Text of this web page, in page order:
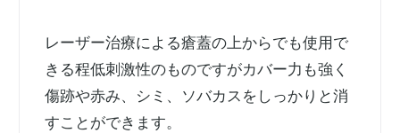
レーザー治療による瘡蓋の上からでも使用で
きる程低刺激性のものですがカバー力も強く
傷跡や赤み、シミ、ソバカスをしっかりと消
すことができます。